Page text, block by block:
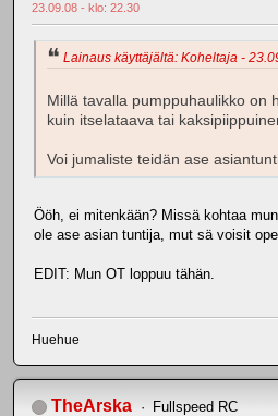
23.09.08 - klo: 22.30
Lainaus käyttäjältä: Koheltaja -
Millä tavalla pumppuhaulikko on
kuin itselataava tai
Voi jumaliste teidän ase
Ööh, ei mitenkään? Missä kohtaa
ole ase asian tuntija, mut sä voisit
EDIT: Mun OT loppuu tähän.
Huehue
TheArska Fullspeed RC